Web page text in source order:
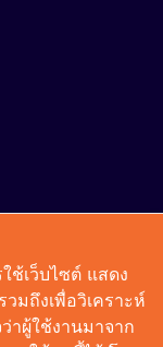
ร
ช้เว็บไซต์ แสดง
มถึงเพื่อวิเคราะห์
าผู้ใช้งานมาจาก